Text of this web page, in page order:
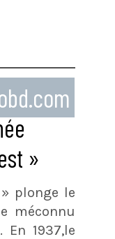
»
» plonge le
méconnu
En 1937,le